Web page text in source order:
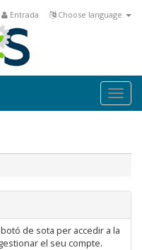
Choose language
Entrada
de sota per accedir a la
el seu compte.